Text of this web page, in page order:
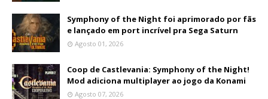
Symphony of the Night foi aprimorado por fãs
e lançado em port incrível pra Sega Saturn
Agosto 01, 2026
Coop de Castlevania: Symphony of the Night!
Mod adiciona multiplayer ao jogo da Konami
Agosto 07, 2026